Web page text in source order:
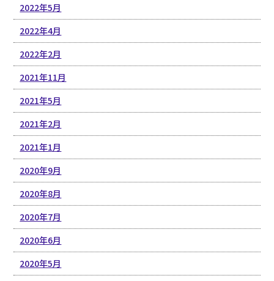
2022年5月
2022年4月
2022年2月
2021年11月
2021年5月
2021年2月
2021年1月
2020年9月
2020年8月
2020年7月
2020年6月
2020年5月